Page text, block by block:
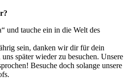
und tauche ein in die Welt des
sein, danken wir dir für dein
später wieder zu besuchen. Unsere
Besuche doch solange unsere